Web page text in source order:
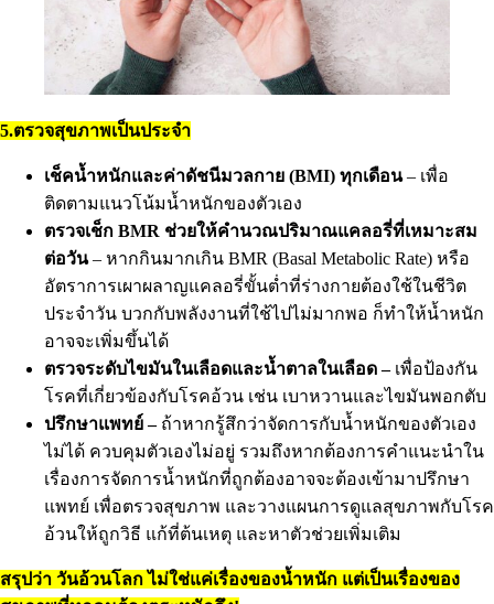
5.ตรวจสุขภาพเป็นประจำ
เช็คน้ำหนักและค่าดัชนีมวลกาย (BMI) ทุกเดือน– เพื่อ
ติดตามแนวโน้มน้ำหนักของตัวเอง
ตรวจเช็ก BMR ช่วยให้คำนวณปริมาณแคลอรี่ที่เหมาะสม
ต่อวัน– หากกินมากเกิน BMR (Basal Metabolic Rate) หรือ
อัตราการเผาผลาญแคลอรี่ขั้นต่ำที่ร่างกายต้องใช้ในชีวิต
ประจำวัน บวกกับพลังงานที่ใช้ไปไม่มากพอ ก็ทำให้น้ำหนัก
อาจจะเพิ่มขึ้นได้
ตรวจระดับไขมันในเลือดและน้ำตาลในเลือด – เพื่อป้องกัน
โรคที่เกี่ยวข้องกับโรคอ้วน เช่น เบาหวานและไขมันพอกตับ
ปรึกษาแพทย์ – ถ้าหากรู้สึกว่าจัดการกับน้ำหนักของตัวเอง
ไม่ได้ ควบคุมตัวเองไม่อยู่ รวมถึงหากต้องการคำแนะนำใน
เรื่องการจัดการน้ำหนักที่ถูกต้องอาจจะต้องเข้ามาปรึกษา
แพทย์ เพื่อตรวจสุขภาพ และวางแผนการดูแลสุขภาพกับโรค
อ้วนให้ถูกวิธี แก้ที่ต้นเหตุ และหาตัวช่วยเพิ่มเติม
สรุปว่า วันอ้วนโลก ไม่ใช่แค่เรื่องของน้ำหนัก แต่เป็นเรื่องของ